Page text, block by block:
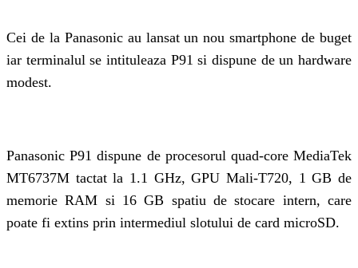
Cei de la Panasonic au lansat un nou smartphone de buget
iar terminalul se intituleaza P91 si dispune de un hardware
modest.
Panasonic P91 dispune de procesorul quad-core MediaTek
MT6737M tactat la 1.1 GHz, GPU Mali-T720, 1 GB de
memorie RAM si 16 GB spatiu de stocare intern, care
poate fi extins prin intermediul slotului de card microSD.